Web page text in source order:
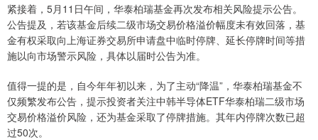
紧接着，5月11日午间，华泰柏瑞基金再次发布相关风险提示公告。
公告提及，若该基金后续二级市场交易价格溢价幅度未有效回落，基
金有权采取向上海证券交易所申请盘中临时停牌、延长停牌时间等措
施以向市场警示风险，具体以届时公告为准。
值得一提的是，自今年年初以来，为了主动“降温”，华泰柏瑞基金不
仅频繁发布公告，提示投资者关注中韩半导体ETF华泰柏瑞二级市场
交易价格溢价风险，还为基金采取了停牌措施。其年内停牌次数已超
过50次。